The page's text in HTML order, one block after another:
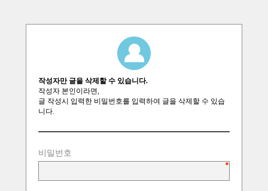
작성자만 글을 삭제할 수 있습니다.
작성자 본인이라면,
글 작성시 입력한 비밀번호를 입력하여 글을 삭제할 수 있습
니다.
비밀번호